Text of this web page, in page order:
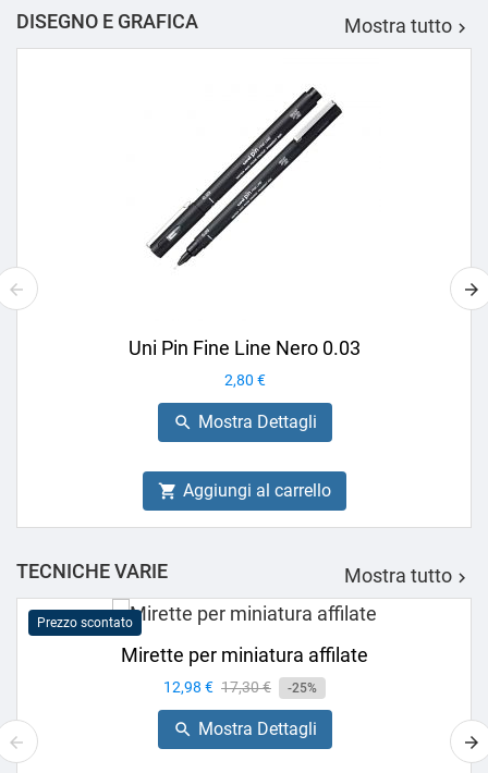
DISEGNO E GRAFICA Mostra tutto 
Uni Pin Fine Line Nero 0.03
Prezzo
2,80 €
 Mostra Dettagli
 Aggiungi al carrello
TECNICHE VARIE Mostra tutto 
Prezzo scontato
Mirette per miniatura affilate
Prezzo
12,98 € Prezzo
base
17,30 € -25%
 Mostra Dettagli